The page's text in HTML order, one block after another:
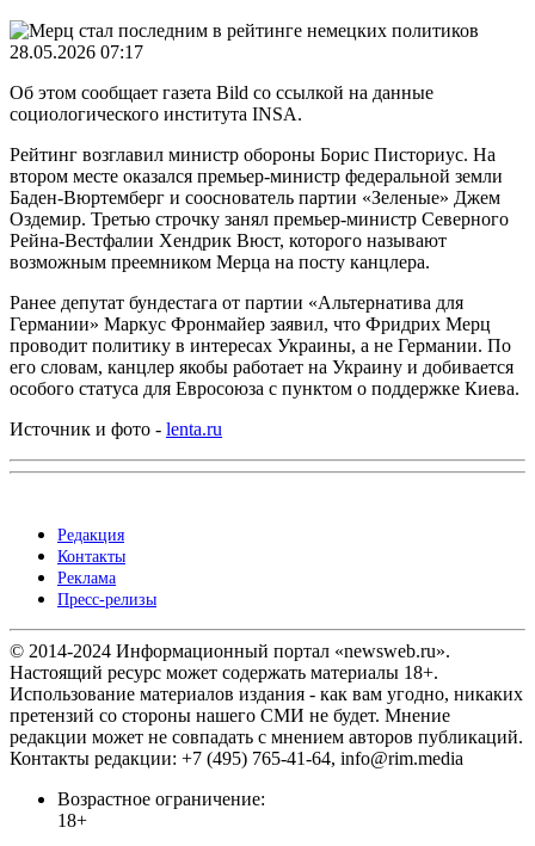
28.05.2026 07:17
Об этом сообщает газета Bild со ссылкой на данные
социологического института INSA.
Рейтинг возглавил министр обороны Борис Писториус. На
втором месте оказался премьер-министр федеральной земли
Баден-Вюртемберг и сооснователь партии «Зеленые» Джем
Оздемир. Третью строчку занял премьер-министр Северного
Рейна-Вестфалии Хендрик Вюст, которого называют
возможным преемником Мерца на посту канцлера.
Ранее депутат бундестага от партии «Альтернатива для
Германии» Маркус Фронмайер заявил, что Фридрих Мерц
проводит политику в интересах Украины, а не Германии. По
его словам, канцлер якобы работает на Украину и добивается
особого статуса для Евросоюза с пунктом о поддержке Киева.
Источник и фото - lenta.ru
Редакция
Контакты
Реклама
Пресс-релизы
© 2014-2024 Информационный портал «newsweb.ru».
Настоящий ресурс может содержать материалы 18+.
Использование материалов издания - как вам угодно, никаких
претензий со стороны нашего СМИ не будет. Мнение
редакции может не совпадать с мнением авторов публикаций.
Контакты редакции: +7 (495) 765-41-64, info@rim.media
Возрастное ограничение:
18+